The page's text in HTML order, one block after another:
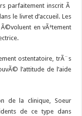
parfaitement inscrit Ã
le livret d’accueil. Les
en vÃªtement
ostentatoire, trÃ¨s
l’attitude de l’aide
de la clinique, Soeur
de ce type dans